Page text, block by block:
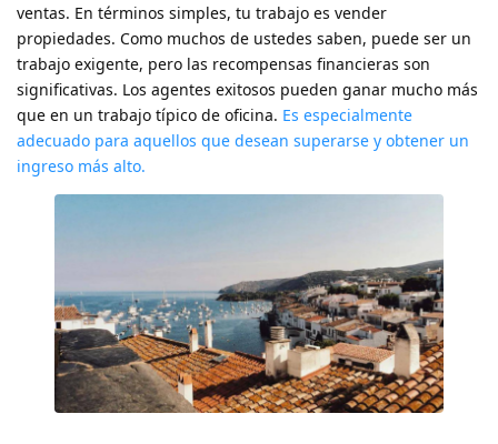
ventas. En términos simples, tu trabajo es vender
propiedades. Como muchos de ustedes saben, puede ser un
trabajo exigente, pero las recompensas financieras son
significativas. Los agentes exitosos pueden ganar mucho más
que en un trabajo típico de oficina. Es especialmente
adecuado para aquellos que desean superarse y obtener un
ingreso más alto.